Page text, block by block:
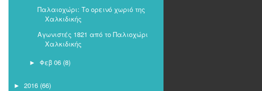
Παλαιοχώρι: Το ορεινό χωριό της
Χαλκιδικής
Αγωνιστές 1821 από το Παλιοχώρι
Χαλκιδικής
► Φεβ 06 (8)
► 2016 (66)